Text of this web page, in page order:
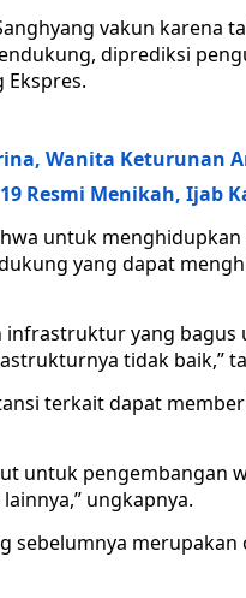
vakun
diprediksi
Wanita Keturunan
Resmi Menikah, Ijab
untuk
yang dapat
infrastruktur yang bagus
tidak baik,”
terkait dapat
untuk pengembangan
ungkapnya.
sebelumnya